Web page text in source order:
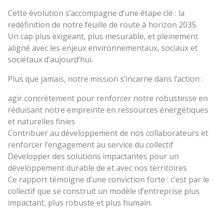
Cette évolution s’accompagne d’une étape clé : la
redéfinition de notre feuille de route à horizon 2035.
Un cap plus exigeant, plus mesurable, et pleinement
aligné avec les enjeux environnementaux, sociaux et
sociétaux d’aujourd’hui.
Plus que jamais, notre mission s’incarne dans l’action :
agir concrètement pour renforcer notre robustesse en
réduisant notre empreinte en ressources énergétiques
et naturelles finies
Contribuer au développement de nos collaborateurs et
renforcer l’engagement au service du collectif
Développer des solutions impactantes pour un
développement durable de et avec nos territoires
Ce rapport témoigne d’une conviction forte : c’est par le
collectif que se construit un modèle d’entreprise plus
impactant, plus robuste et plus humain.